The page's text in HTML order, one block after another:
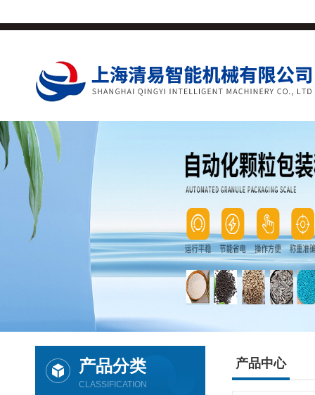
产品分类
CLASSIFICATION
产品中心